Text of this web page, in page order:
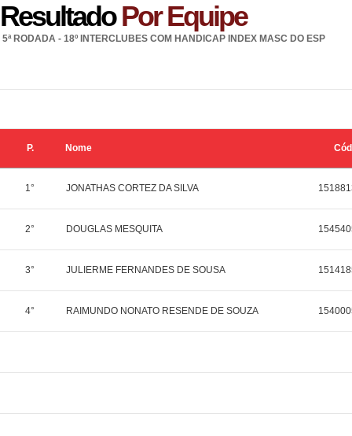
ResultadoPor Equipe
5ª RODADA - 18º INTERCLUBES COM HANDICAP INDEX MASC DO ESP
P. Nome Cód
1° JONATHAS CORTEZ DA SILVA
2° DOUGLAS MESQUITA
3° JULIERME FERNANDES DE SOUSA
4° RAIMUNDO NONATO RESENDE DE SOUZA